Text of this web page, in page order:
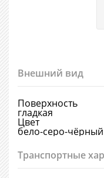
Внешний вид
Поверхность
гладкая
Цвет
бело-серо-чёрный
Транспортные